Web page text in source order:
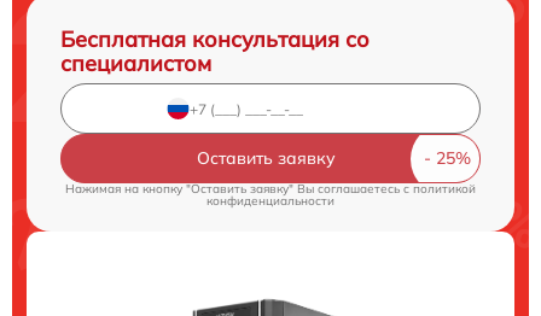
Бесплатная консультация со
специалистом
Оставить заявку
Нажимая на кнопку "Оставить заявку" Вы соглашаетесь c политикой
конфиденциальности